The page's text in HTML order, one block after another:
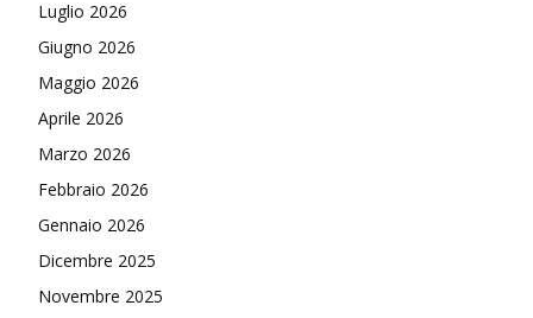
Luglio 2026
Giugno 2026
Maggio 2026
Aprile 2026
Marzo 2026
Febbraio 2026
Gennaio 2026
Dicembre 2025
Novembre 2025